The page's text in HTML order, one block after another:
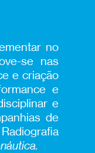
no
se nas
e criação
e
e
de